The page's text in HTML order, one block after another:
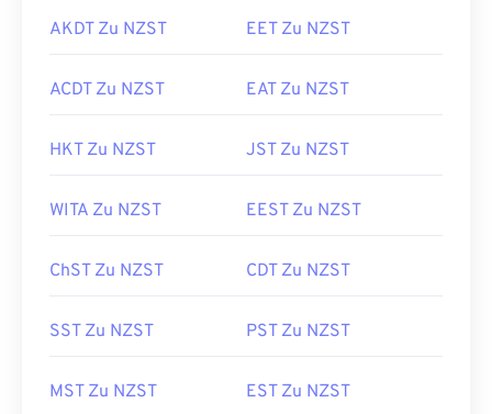
AKDT Zu NZST EET Zu NZST
ACDT Zu NZST EAT Zu NZST
HKT Zu NZST JST Zu NZST
WITA Zu NZST EEST Zu NZST
ChST Zu NZST CDT Zu NZST
SST Zu NZST PST Zu NZST
MST Zu NZST EST Zu NZST